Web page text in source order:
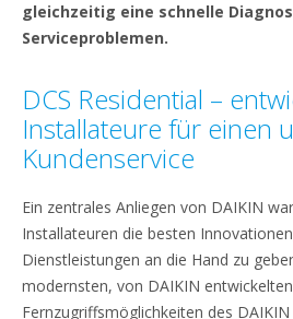
gleichzeitig eine schnelle
Serviceproblemen.
DCS Residential –
Installateure für einen
Kundenservice
Ein zentrales Anliegen von DAIKIN
Installateuren die besten
Dienstleistungen an die Hand zu
modernsten, von DAIKIN entwickelten
Fernzugriffsmöglichkeiten des DAIKIN